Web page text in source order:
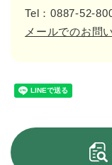
Tel：0887-52-
メールでのお問